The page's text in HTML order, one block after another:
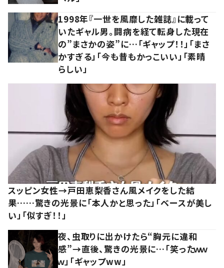
1998年『一世を風靡した雑誌』に載って
いたギャル男。闘病を経て転身した現在
の”まさかの姿”に…「ギャップ！！」「まさ
かすぎる」「今も昔もかっこいい」「素晴
らしい」
スッピン女性→戸田恵梨香さん風メイクをした結
果……驚きの光景に「本人かと思った」「ベースが美し
い」「似すぎ！！」
夜、虫取りに出かけたら“胸元に違和
感”→直後、驚きの光景に…「笑ったｗｗ
ｗ」「ギャップww」